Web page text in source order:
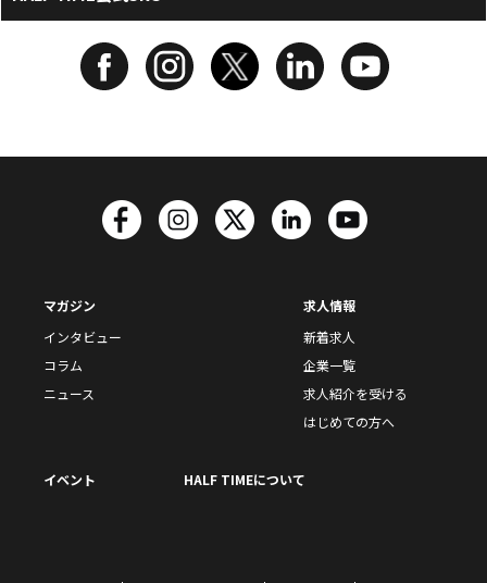
マガジン
インタビュー
コラム
ニュース
求人情報
新着求人
企業一覧
求人紹介を受ける
はじめての方へ
イベント HALF TIMEについて